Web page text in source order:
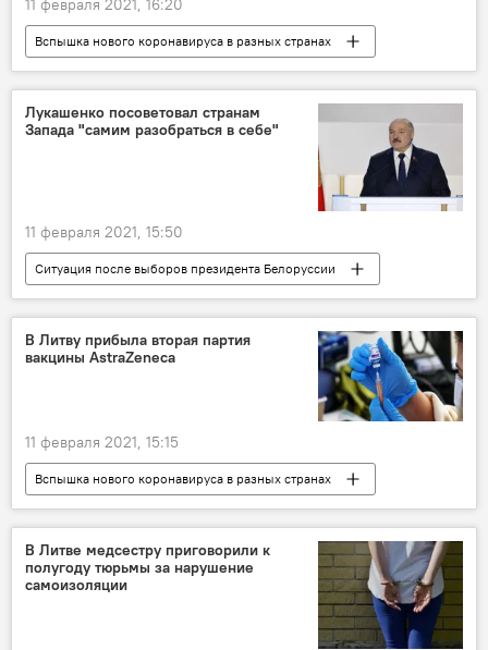
11 февраля 2021, 16:20
Вспышка нового коронавируса в разных странах
В Балтии
В мире
Латвия
коронавирус
Лукашенко посоветовал странам
Запада "самим разобраться в себе"
11 февраля 2021, 15:50
Ситуация после выборов президента Белоруссии
В мире
Запад
Александр Лукашенко
Белоруссия
Европа
США
В Литву прибыла вторая партия
вакцины AstraZeneca
11 февраля 2021, 15:15
Вспышка нового коронавируса в разных странах
В Литве
Общество
Литва
коронавирус
В Литве медсестру приговорили к
полугоду тюрьмы за нарушение
самоизоляции